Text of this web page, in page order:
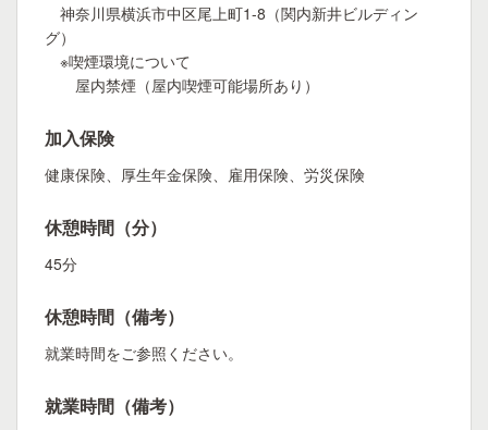
神奈川県横浜市中区尾上町1-8（関内新井ビルディン
グ）
※喫煙環境について
屋内禁煙（屋内喫煙可能場所あり）
加入保険
健康保険、厚生年金保険、雇用保険、労災保険
休憩時間（分）
45分
休憩時間（備考）
就業時間をご参照ください。
就業時間（備考）